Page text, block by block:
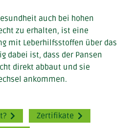
auch bei hohen
zu erhalten, ist eine
mit Leberhilfsstoffen über das
dabei ist, dass der Pansen
direkt abbaut und sie
ankommen.
Zertifikate